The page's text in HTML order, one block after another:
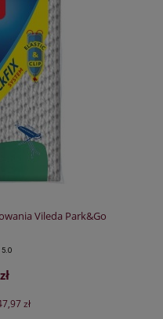
Vileda Park&Go
5.0
zł